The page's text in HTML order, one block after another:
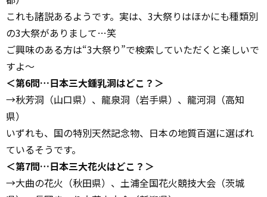
これも諸説あるようです。実は、3大祭りはほかにも種類別
の3大祭がありまして…笑
ご興味のある方は“3大祭り”で検索していただくと楽しいで
すよ〜
＜第6問…日本三大鍾乳洞はどこ？＞
→秋芳洞（山口県）、龍泉洞（岩手県）、龍河洞（高知
県）
いずれも、国の特別天然記念物、日本の地質百選に選ばれ
ているそうです。
＜第7問…日本三大花火はどこ？＞
→大曲の花火（秋田県）、土浦全国花火競技大会（茨城